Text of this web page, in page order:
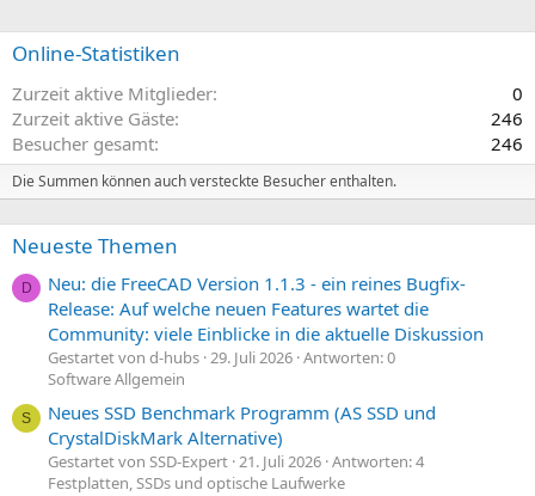
Online-Statistiken
Zurzeit aktive Mitglieder
0
Zurzeit aktive Gäste
246
Besucher gesamt
246
Die Summen können auch versteckte Besucher enthalten.
Neueste Themen
D
Neu: die FreeCAD Version 1.1.3 - ein reines Bugfix-
Release: Auf welche neuen Features wartet die
Community: viele Einblicke in die aktuelle Diskussion
Gestartet von d-hubs 29. Juli 2026 Antworten: 0
Software Allgemein
S
Neues SSD Benchmark Programm (AS SSD und
CrystalDiskMark Alternative)
Gestartet von SSD-Expert 21. Juli 2026 Antworten: 4
Festplatten, SSDs und optische Laufwerke